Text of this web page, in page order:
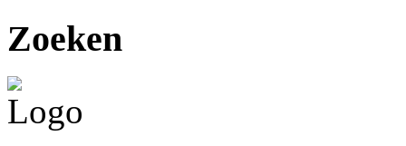
Zoeken